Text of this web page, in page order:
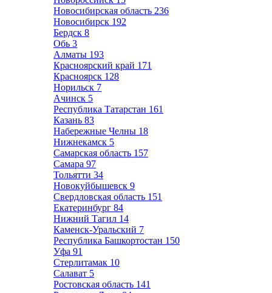
Новосибирская область 236
Новосибирск 192
Бердск 8
Обь 3
Алматы 193
Красноярский край 171
Красноярск 128
Норильск 7
Ачинск 5
Республика Татарстан 161
Казань 83
Набережные Челны 18
Нижнекамск 5
Самарская область 157
Самара 97
Тольятти 34
Новокуйбышевск 9
Свердловская область 151
Екатеринбург 84
Нижний Тагил 14
Каменск-Уральский 7
Республика Башкортостан 150
Уфа 91
Стерлитамак 10
Салават 5
Ростовская область 141